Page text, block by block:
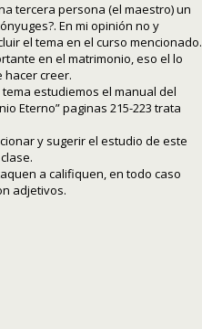
tercera persona (el maestro) un
En mi opinión no y
el tema en el curso mencionado.
en el matrimonio, eso el lo
hacer creer.
estudiemos el manual del
Eterno” paginas 215-223 trata
y sugerir el estudio de este
a califiquen, en todo caso
adjetivos.